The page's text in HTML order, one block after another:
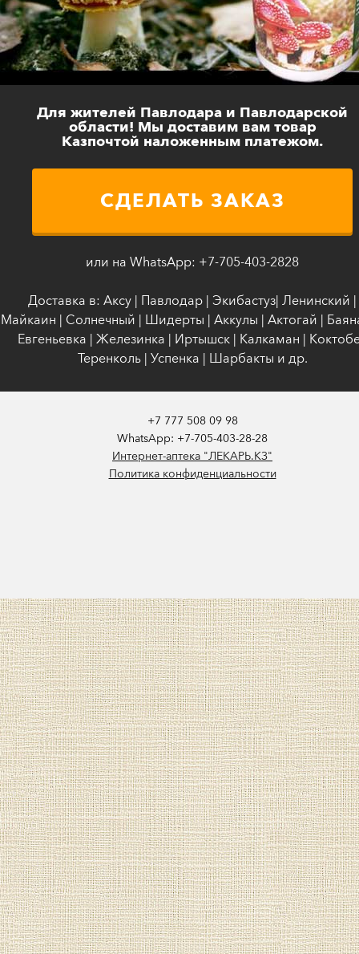
Для жителей Павлодара и Павлодарской
области! Мы доставим вам товар
Казпочтой наложенным платежом.
СДЕЛАТЬ ЗАКАЗ
или на WhatsApp: +7-705-403-2828
Доставка в: Аксу | Павлодар | Экибастуз| Ленинский |
Майкаин | Солнечный | Шидерты | Аккулы | Актогай |
Евгеньевка | Железинка | Иртышск | Калкаман |
Теренколь | Успенка | Шарбакты и др.
+7 777 508 09 98
WhatsApp: +7-705-403-28-28
Интернет-аптека "ЛЕКАРЬ.КЗ"
Политика конфиденциальности